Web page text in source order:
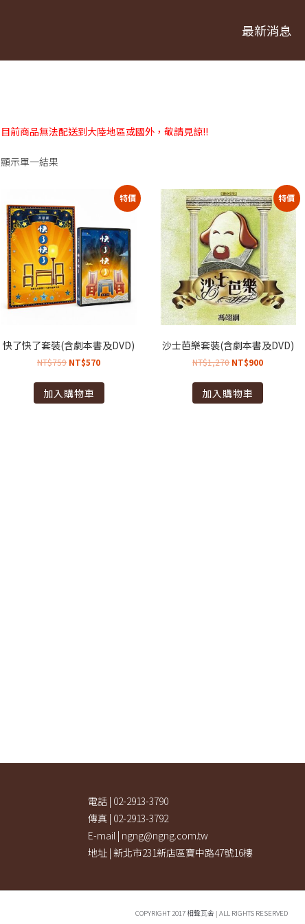
最新消息
目前商品無法配送到大陸地區或國外，敬請見諒!!
顯示單一結果
特價
快了快了套裝(含劇本書及DVD)
NT$759 NT$570
加入購物車
特價
沙士芭樂套裝(含劇本書及DVD)
NT$1,270 NT$900
加入購物車
電話 | 02-2913-3790
傳真 | 02-2913-3792
E-mail | ngng@ngng.com.tw
地址 | 新北市231新店區寶中路47號16樓
COPYRIGHT 2017 相聲瓦舍 | ALL RIGHTS RESERVED